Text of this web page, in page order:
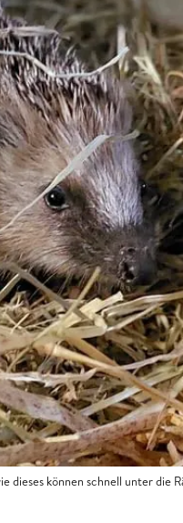
dieses können schnell unter die